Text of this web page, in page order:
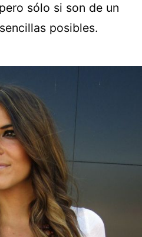
sólo si son de un
posibles.